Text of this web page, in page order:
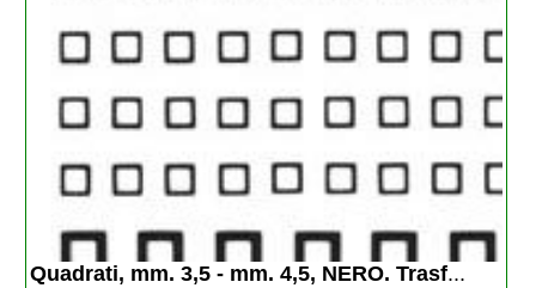
Quadrati, mm. 3,5 - mm. 4,5, NERO. Trasf...